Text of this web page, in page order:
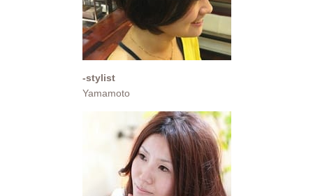
-stylist
Yamamoto